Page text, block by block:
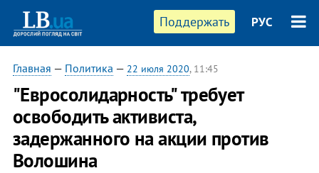
Поддержать РУС
Главная — Политика — 22 июля 2020, 11:45
"Евросолидарность" требует
освободить активиста,
задержанного на акции против
Волошина